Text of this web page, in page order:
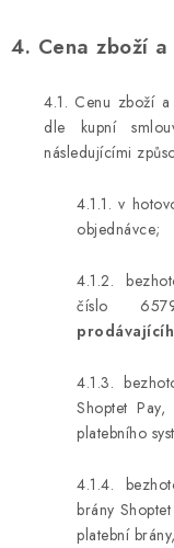
4. Cena zboží
4.1. Cenu zboží
dle kupní
následujícími
4.1.1. v
objednávce;
4.1.2.
číslo
4.1.3.
Shoptet
platebního
4.1.4.
brány
platební